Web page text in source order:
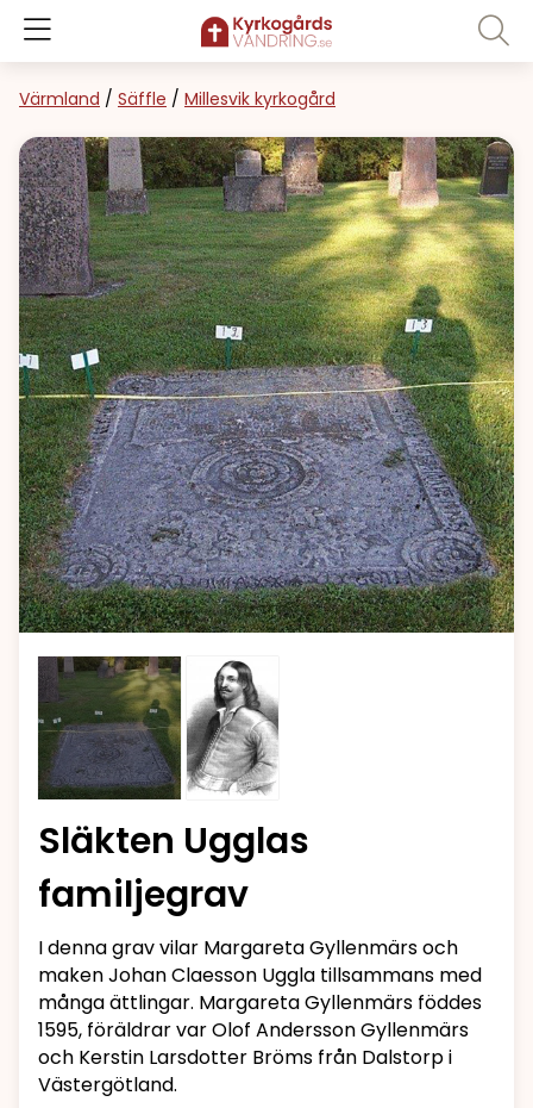
Värmland / Säffle / Millesvik kyrkogård
Släkten Ugglas
familjegrav
I denna grav vilar Margareta Gyllenmärs och
maken Johan Claesson Uggla tillsammans med
många ättlingar. Margareta Gyllenmärs föddes
1595, föräldrar var Olof Andersson Gyllenmärs
och Kerstin Larsdotter Bröms från Dalstorp i
Västergötland.